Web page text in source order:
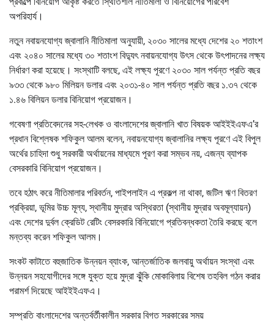
অপরিহার্য।
নতুন নবায়নযোগ্য জ্বালানি নীতিমালা অনুযায়ী, ২০৩০ সালের মধ্যে দেশের ২০ শতাংশ
এবং ২০৪০ সালের মধ্যে ৩০ শতাংশ বিদ্যুৎ নবায়নযোগ্য উৎস থেকে উৎপাদনের লক্ষ্য
নির্ধারণ করা হয়েছে। সংস্থাটি বলছে, এই লক্ষ্য পূরণে ২০৩০ সাল পর্যন্ত প্রতি বছর
৯৩৩ থেকে ৯৮০ মিলিয়ন ডলার এবং ২০৩১-৪০ সাল পর্যন্ত প্রতি বছর ১.৩৭ থেকে
১.৪৬ বিলিয়ন ডলার বিনিয়োগ প্রয়োজন।
গবেষণা প্রতিবেদনের সহ-লেখক ও বাংলাদেশের জ্বালানি খাত বিষয়ক আইইইএফএ’র
প্রধান বিশ্লেষক শফিকুল আলম বলেন, নবায়নযোগ্য জ্বালানির লক্ষ্য পূরণে এই বিপুল
অর্থের চাহিদা শুধু সরকারী অর্থায়নের মাধ্যমে পূরণ করা সম্ভব নয়, এজন্য ব্যাপক
বেসরকারি বিনিয়োগ প্রয়োজন।
তবে হঠাৎ করে নীতিমালার পরিবর্তন, পাইপলাইন এ প্রকল্প না থাকা, জটিল ঋণ বিতরণ
প্রক্রিয়া, ভূমির উচ্চ মূল্য, স্থানীয় মুদ্রার অস্থিরতা (স্থানীয় মুদ্রার অবমূল্যায়ন)
এবং দেশের দুর্বল ক্রেডিট রেটিং বেসরকারি বিনিয়োগে প্রতিবন্ধকতা তৈরি করছে বলে
মন্তব্য করেন শফিকুল আলম।
সংকট কাটাতে বহুজাতিক উন্নয়ন ব্যাংক, আন্তর্জাতিক জলবায়ু অর্থায়ন সংস্থা এবং
উন্নয়ন সহযোগীদের সঙ্গে যুক্ত হয়ে মুদ্রা ঝুঁকি মোকাবিলায় বিশেষ তহবিল গঠন করার
পরামর্শ দিয়েছে আইইইএফএ।
সম্প্রতি বাংলাদেশের অন্তর্বর্তীকালীন সরকার বিগত সরকারের সময়